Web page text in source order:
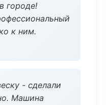
городе!
к ним.
- сделали
Машина